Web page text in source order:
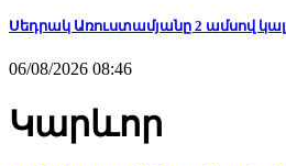
Սեդրակ Առուստամյանը 2 ամսով
06/08/2026 08:46
Կարևոր